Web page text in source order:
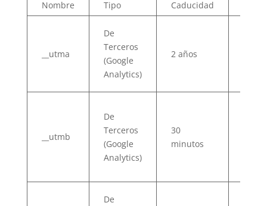
Nombre Tipo Caducidad
__utma
De
Terceros
(Google
Analytics)
2 años
__utmb
De
Terceros
(Google
Analytics)
30
minutos
De